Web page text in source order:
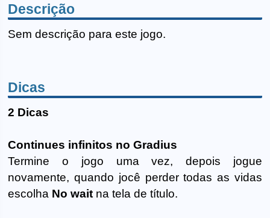
Descrição
Sem descrição para este jogo.
Dicas
2 Dicas
Continues infinitos no Gradius
Termine o jogo uma vez, depois jogue
novamente, quando jocê perder todas as vidas
escolha No wait na tela de título.